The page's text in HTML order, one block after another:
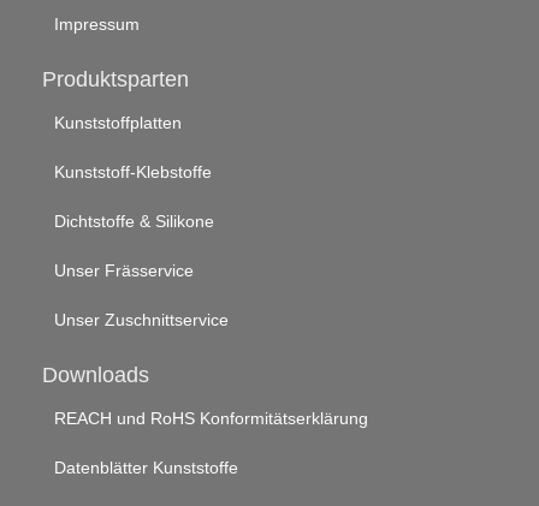
Impressum
Produktsparten
Kunststoffplatten
Kunststoff-Klebstoffe
Dichtstoffe & Silikone
Unser Frässervice
Unser Zuschnittservice
Downloads
REACH und RoHS Konformitätserklärung
Datenblätter Kunststoffe